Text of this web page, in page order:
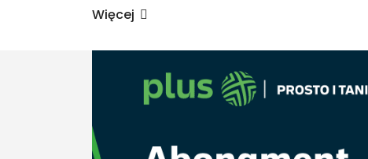
Więcej